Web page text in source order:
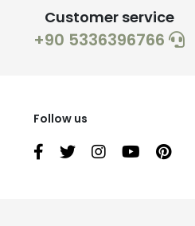
Customer service
+90 5336396766
Follow us